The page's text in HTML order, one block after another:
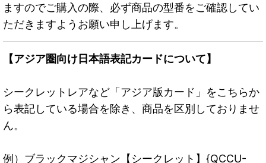
ますのでご購入の際、必ず商品の型番をご確認してい
ただきますようお願い申し上げます。
【アジア圏向け日本語表記カードについて】
シークレットレアなど「アジア版カード」をこちらか
ら表記している場合を除き、商品を区別しておりませ
ん。
例）ブラックマジシャン【シークレット】{QCCU-